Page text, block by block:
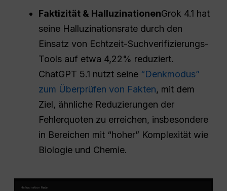
Faktizität & HalluzinationenGrok 4.1 hat
seine Halluzinationsrate durch den
Einsatz von Echtzeit-Suchverifizierungs-
Tools auf etwa 4,22% reduziert.
ChatGPT 5.1 nutzt seine “Denkmodus”
zum Überprüfen von Fakten, mit dem
Ziel, ähnliche Reduzierungen der
Fehlerquoten zu erreichen, insbesondere
in Bereichen mit “hoher” Komplexität wie
Biologie und Chemie.